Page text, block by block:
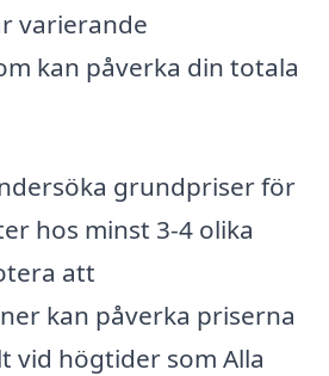
varierande
kan påverka din totala
grundpriser för
hos minst 3-4 olika
att
kan påverka priserna
vid högtider som Alla